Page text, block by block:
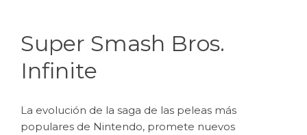
Super Smash Bros.
Infinite
La evolución de la saga de las peleas más
populares de Nintendo, promete nuevos